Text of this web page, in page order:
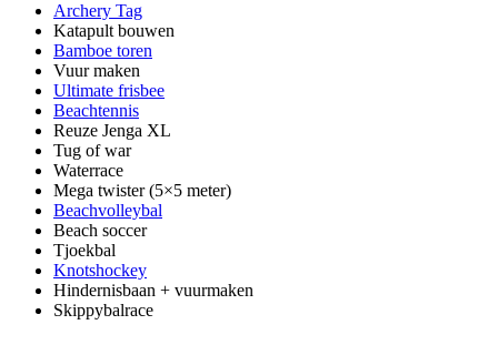
Archery Tag
Katapult bouwen
Bamboe toren
Vuur maken
Ultimate frisbee
Beachtennis
Reuze Jenga XL
Tug of war
Waterrace
Mega twister (5×5 meter)
Beachvolleybal
Beach soccer
Tjoekbal
Knotshockey
Hindernisbaan + vuurmaken
Skippybalrace